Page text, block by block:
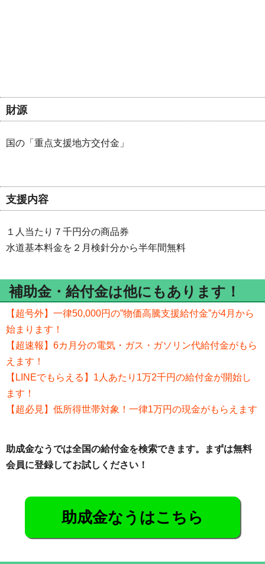
財源
国の「重点支援地方交付金」
支援内容
１人当たり７千円分の商品券
水道基本料金を２月検針分から半年間無料
補助金・給付金は他にもあります！
【超号外】一律50,000円の”物価高騰支援給付金”が4月から
始まります！
【超速報】6カ月分の電気・ガス・ガソリン代給付金がもら
えます！
【LINEでもらえる】1人あたり1万2千円の給付金が開始し
ます！
【超必見】低所得世帯対象！一律1万円の現金がもらえます
助成金なうでは全国の給付金を検索できます。まずは無料
会員に登録してお試しください！
助成金なうはこちら